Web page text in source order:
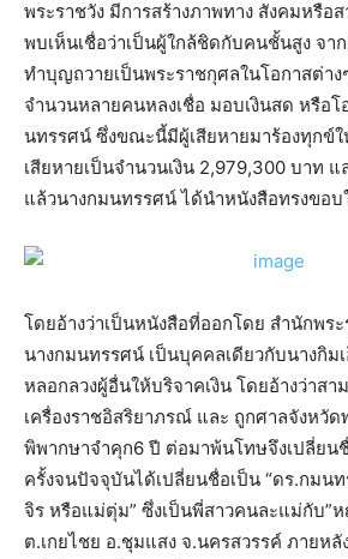
พระราชวัง มีการสร้างภาพทาง สังคมหรือ
พบเห็นเชื่อว่าเป็นผู้ใกล้ชิดกับคนชั้นสูง จา
ทำบุญถวายเป็นพระราชกุศลในโอกาสต่าง
จำนวนหลายคนหลงเชื่อ มอบเงินสด หรือ
นทรรศน์ ซึ่งขณะนี้มีผู้เสียหายมาร้องทุกข์
เสียหายเป็นจำนวนเงิน 2,979,300 บาท แ
แล้วนางกมนทรรศน์ ได้นำหนังสือทรงขอบ
โดยอ้างว่าเป็นหนังสือที่ออกโดย สำนักพร
นางกมนทรรศน์ เป็นบุคคลเดียวกับนางกิม
หลอกลวงผู้อื่นให้บริจาคเงิน โดยอ้างว่าส
เครื่องราชอิสริยาภรณ์ และ ถูกศาลจังหวั
พิพากษาจำคุก6 ปี ต่อมาพ้นโทษจึงเปลี่ยน
ครั้งจนปัจจุบันได้เปลี่ยนชื่อเป็น “ดร.กม
จิร หรือแม่ตุ่ม” ซึ่งเป็นพี่สาวคนละแม่กับ”
ต.เกยไชย อ.ชุมแสง จ.นครสวรรค์ ภายหลั